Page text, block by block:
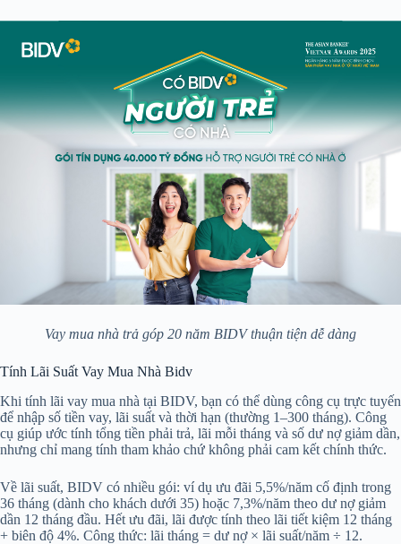
Vay mua nhà trả góp 20 năm BIDV thuận tiện dễ dàng
Tính Lãi Suất Vay Mua Nhà Bidv
Khi tính lãi vay mua nhà tại BIDV, bạn có thể dùng công cụ trực tuyến
để nhập số tiền vay, lãi suất và thời hạn (thường 1–300 tháng). Công
cụ giúp ước tính tổng tiền phải trả, lãi mỗi tháng và số dư nợ giảm dần,
nhưng chỉ mang tính tham khảo chứ không phải cam kết chính thức.
Về lãi suất, BIDV có nhiều gói: ví dụ ưu đãi 5,5%/năm cố định trong
36 tháng (dành cho khách dưới 35) hoặc 7,3%/năm theo dư nợ giảm
dần 12 tháng đầu. Hết ưu đãi, lãi được tính theo lãi tiết kiệm 12 tháng
+ biên độ 4%. Công thức: lãi tháng = dư nợ × lãi suất/năm ÷ 12.